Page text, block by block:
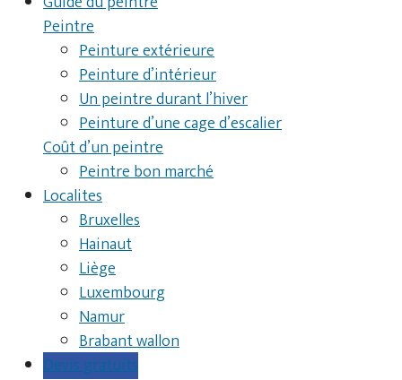
Peintre
Peinture extérieure
Peinture d’intérieur
Un peintre durant l’hiver
Peinture d’une cage d’escalier
Coût d’un peintre
Peintre bon marché
Localites
Bruxelles
Hainaut
Liège
Luxembourg
Namur
Brabant wallon
Devis gratuits